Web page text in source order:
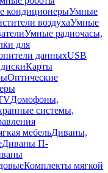
кондиционерыУмные
воздухаУмные
Умные радиочасы,
для
данныхUSB
Карты
Оптические
Домофоны,
системы,
мебельДиваны,
Диваны П-
Комплекты мягкой